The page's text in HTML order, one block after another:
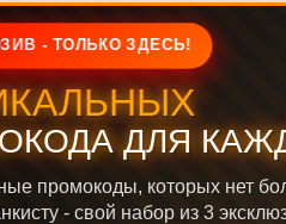
- ТОЛЬКО ЗДЕСЬ!
ДЛЯ
промокоды, которых нет
- свой набор из 3